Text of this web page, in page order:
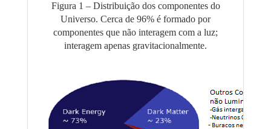
Figura 1 – Distribuição dos componentes do
Universo. Cerca de 96% é formado por
componentes que não interagem com a luz;
interagem apenas gravitacionalmente.